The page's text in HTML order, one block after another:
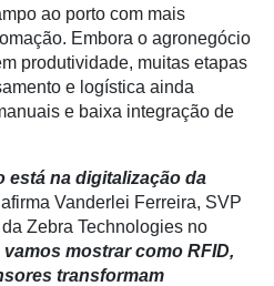
ao porto com mais
Embora o agronegócio
produtividade, muitas etapas
e logística ainda
e baixa integração de
está na digitalização da
afirma Vanderlei Ferreira, SVP
Zebra Technologies no
mostrar como RFID,
transformam